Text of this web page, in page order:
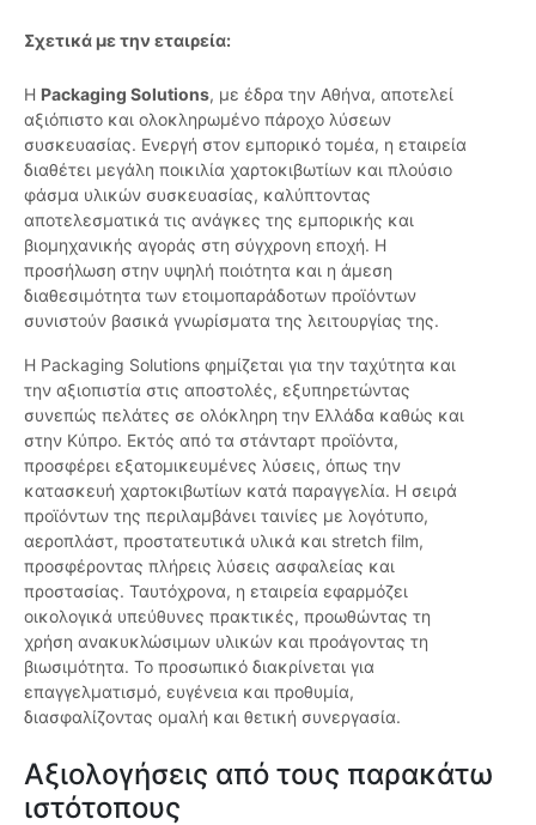
Σχετικά με την εταιρεία:
Η Packaging Solutions, με έδρα την Αθήνα, αποτελεί
αξιόπιστο και ολοκληρωμένο πάροχο λύσεων
συσκευασίας. Ενεργή στον εμπορικό τομέα, η εταιρεία
διαθέτει μεγάλη ποικιλία χαρτοκιβωτίων και πλούσιο
φάσμα υλικών συσκευασίας, καλύπτοντας
αποτελεσματικά τις ανάγκες της εμπορικής και
βιομηχανικής αγοράς στη σύγχρονη εποχή. Η
προσήλωση στην υψηλή ποιότητα και η άμεση
διαθεσιμότητα των ετοιμοπαράδοτων προϊόντων
συνιστούν βασικά γνωρίσματα της λειτουργίας της.
Η Packaging Solutions φημίζεται για την ταχύτητα και
την αξιοπιστία στις αποστολές, εξυπηρετώντας
συνεπώς πελάτες σε ολόκληρη την Ελλάδα καθώς και
στην Κύπρο. Εκτός από τα στάνταρτ προϊόντα,
προσφέρει εξατομικευμένες λύσεις, όπως την
κατασκευή χαρτοκιβωτίων κατά παραγγελία. Η σειρά
προϊόντων της περιλαμβάνει ταινίες με λογότυπο,
αεροπλάστ, προστατευτικά υλικά και stretch film,
προσφέροντας πλήρεις λύσεις ασφαλείας και
προστασίας. Ταυτόχρονα, η εταιρεία εφαρμόζει
οικολογικά υπεύθυνες πρακτικές, προωθώντας τη
χρήση ανακυκλώσιμων υλικών και προάγοντας τη
βιωσιμότητα. Το προσωπικό διακρίνεται για
επαγγελματισμό, ευγένεια και προθυμία,
διασφαλίζοντας ομαλή και θετική συνεργασία.
Αξιολογήσεις από τους παρακάτω
ιστότοπους